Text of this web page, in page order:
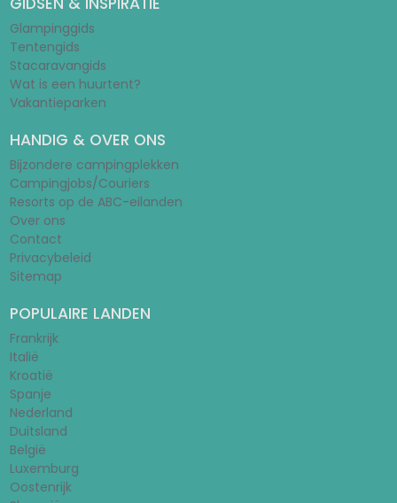
Glampinggids
Tentengids
Stacaravangids
Wat is een huurtent?
Vakantieparken
HANDIG & OVER ONS
Bijzondere campingplekken
Campingjobs/Couriers
Resorts op de ABC-eilanden
Over ons
Contact
Privacybeleid
Sitemap
POPULAIRE LANDEN
Frankrijk
Italië
Kroatië
Spanje
Nederland
Duitsland
België
Luxemburg
Oostenrijk